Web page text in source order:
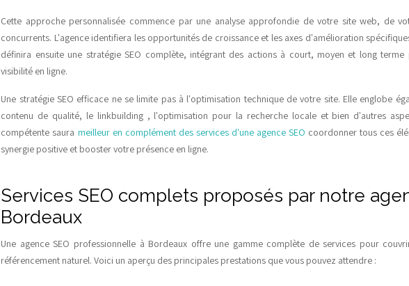
Cette approche personnalisée commence par une analyse approfondie de votre site web, de
concurrents. L'agence identifiera les opportunités de croissance et les axes d'amélioration
définira ensuite une stratégie SEO complète, intégrant des actions à court, moyen et long
visibilité en ligne.
Une stratégie SEO efficace ne se limite pas à l'optimisation technique de votre site. Elle englobe
contenu de qualité, le linkbuilding , l'optimisation pour la recherche locale et bien d'autres
compétente saura meilleur en complément des services d'une agence SEO coordonner tous ces
synergie positive et booster votre présence en ligne.
Services SEO complets proposés par notre
Bordeaux
Une agence SEO professionnelle à Bordeaux offre une gamme complète de services pour
référencement naturel. Voici un aperçu des principales prestations que vous pouvez attendre :